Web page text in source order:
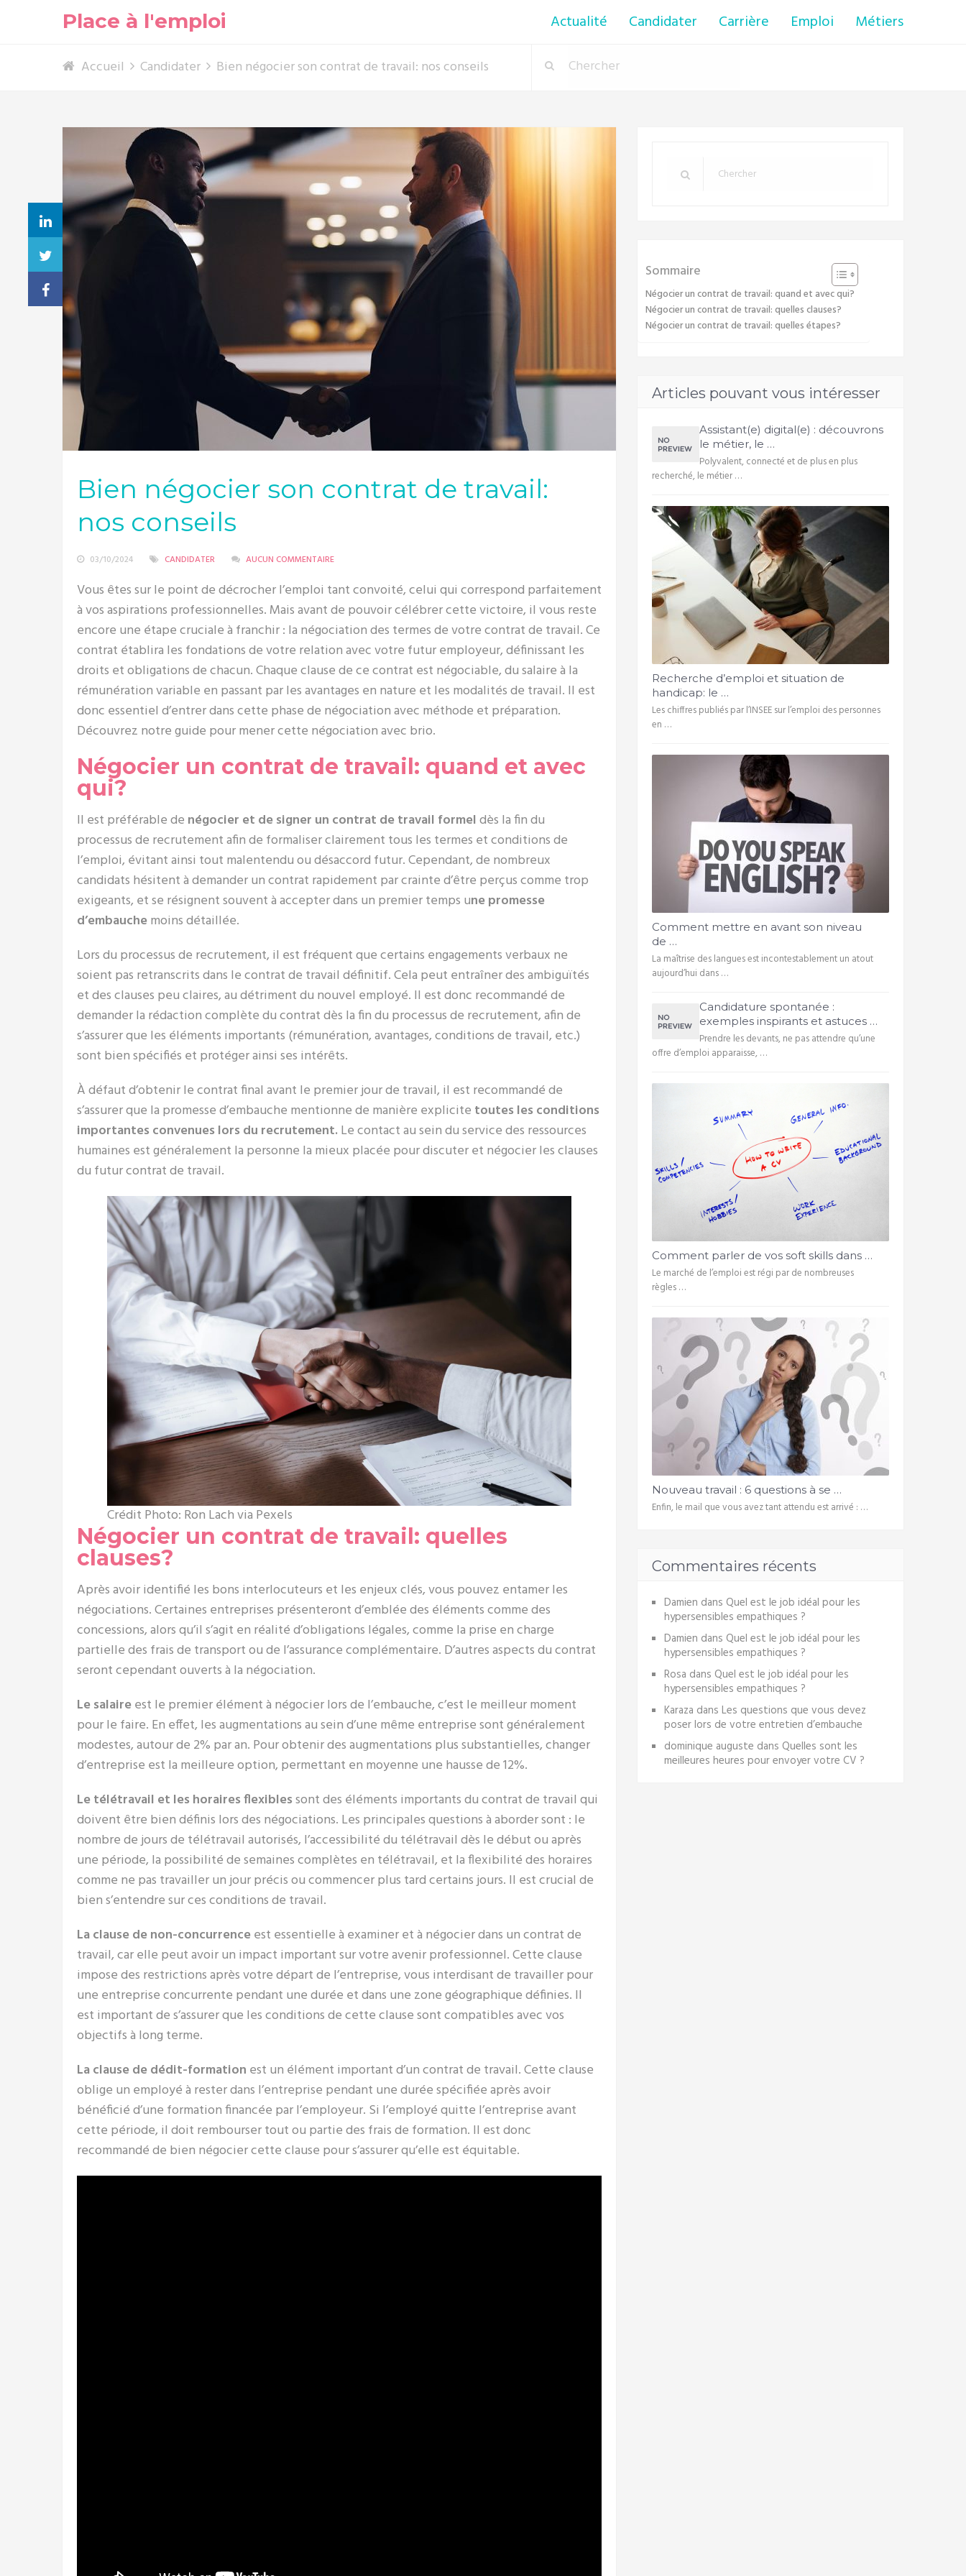
Place à l'emploi Actualité Candidater Carrière Emploi Métiers
Accueil Candidater Bien négocier son contrat de travail: nos conseils
Bien négocier son contrat de travail:
nos conseils
03/10/2024 CANDIDATER AUCUN COMMENTAIRE
Vous êtes sur le point de décrocher l’emploi tant convoité, celui qui correspond parfaitement
à vos aspirations professionnelles. Mais avant de pouvoir célébrer cette victoire, il vous reste
encore une étape cruciale à franchir : la négociation des termes de votre contrat de travail. Ce
contrat établira les fondations de votre relation avec votre futur employeur, définissant les
droits et obligations de chacun. Chaque clause de ce contrat est négociable, du salaire à la
rémunération variable en passant par les avantages en nature et les modalités de travail. Il est
donc essentiel d’entrer dans cette phase de négociation avec méthode et préparation.
Découvrez notre guide pour mener cette négociation avec brio.
Négocier un contrat de travail: quand et avec
qui?
Il est préférable de négocier et de signer un contrat de travail formeldès la fin du
processus de recrutement afin de formaliser clairement tous les termes et conditions de
l’emploi, évitant ainsi tout malentendu ou désaccord futur. Cependant, de nombreux
candidats hésitent à demander un contrat rapidement par crainte d’être perçus comme trop
exigeants, et se résignent souvent à accepter dans un premier temps une promesse
d’embauchemoins détaillée.
Lors du processus de recrutement, il est fréquent que certains engagements verbaux ne
soient pas retranscrits dans le contrat de travail définitif. Cela peut entraîner des ambiguïtés
et des clauses peu claires, au détriment du nouvel employé. Il est donc recommandé de
demander la rédaction complète du contrat dès la fin du processus de recrutement, afin de
s’assurer que les éléments importants (rémunération, avantages, conditions de travail, etc.)
sont bien spécifiés et protéger ainsi ses intérêts.
À défaut d’obtenir le contrat final avant le premier jour de travail, il est recommandé de
s’assurer que la promesse d’embauche mentionne de manière explicite toutes les conditions
importantes convenues lors du recrutement.Le contact au sein du service des ressources
humaines est généralement la personne la mieux placée pour discuter et négocier les clauses
du futur contrat de travail.
Crédit Photo: Ron Lach via Pexels
Négocier un contrat de travail: quelles
clauses?
Après avoir identifié les bons interlocuteurs et les enjeux clés, vous pouvez entamer les
négociations. Certaines entreprises présenteront d’emblée des éléments comme des
concessions, alors qu’il s’agit en réalité d’obligations légales, comme la prise en charge
partielle des frais de transport ou de l’assurance complémentaire. D’autres aspects du contrat
seront cependant ouverts à la négociation.
Le salaireest le premier élément à négocier lors de l’embauche, c’est le meilleur moment
pour le faire. En effet, les augmentations au sein d’une même entreprise sont généralement
modestes, autour de 2% par an. Pour obtenir des augmentations plus substantielles, changer
d’entreprise est la meilleure option, permettant en moyenne une hausse de 12%.
Le télétravail et les horaires flexiblessont des éléments importants du contrat de travail qui
doivent être bien définis lors des négociations. Les principales questions à aborder sont : le
nombre de jours de télétravail autorisés, l’accessibilité du télétravail dès le début ou après
une période, la possibilité de semaines complètes en télétravail, et la flexibilité des horaires
comme ne pas travailler un jour précis ou commencer plus tard certains jours. Il est crucial de
bien s’entendre sur ces conditions de travail.
La clause de non-concurrenceest essentielle à examiner et à négocier dans un contrat de
travail, car elle peut avoir un impact important sur votre avenir professionnel. Cette clause
impose des restrictions après votre départ de l’entreprise, vous interdisant de travailler pour
une entreprise concurrente pendant une durée et dans une zone géographique définies. Il
est important de s’assurer que les conditions de cette clause sont compatibles avec vos
objectifs à long terme.
La clause de dédit-formation est un élément important d’un contrat de travail. Cette clause
oblige un employé à rester dans l’entreprise pendant une durée spécifiée après avoir
bénéficié d’une formation financée par l’employeur. Si l’employé quitte l’entreprise avant
cette période, il doit rembourser tout ou partie des frais de formation. Il est donc
recommandé de bien négocier cette clause pour s’assurer qu’elle est équitable.
Sommaire
Négocier un contrat de travail: quand et avec qui?
Négocier un contrat de travail: quelles clauses?
Négocier un contrat de travail: quelles étapes?
Articles pouvant vous intéresser
Assistant(e) digital(e) : découvrons
le métier, le …
Polyvalent, connecté et de plus en plus
recherché, le métier …
Recherche d’emploi et situation de
handicap: le …
Les chiffres publiés par l’INSEE sur l’emploi des personnes
en …
Comment mettre en avant son niveau
de …
La maîtrise des langues est incontestablement un atout
aujourd’hui dans …
Candidature spontanée :
exemples inspirants et astuces …
Prendre les devants, ne pas attendre qu’une
offre d’emploi apparaisse, …
Comment parler de vos soft skills dans …
Le marché de l’emploi est régi par de nombreuses
règles …
Nouveau travail : 6 questions à se …
Enfin, le mail que vous avez tant attendu est arrivé : …
Commentaires récents
Damien dans Quel est le job idéal pour les
hypersensibles empathiques ?
Damien dans Quel est le job idéal pour les
hypersensibles empathiques ?
Rosa dans Quel est le job idéal pour les
hypersensibles empathiques ?
Karaza dans Les questions que vous devez
poser lors de votre entretien d’embauche
dominique auguste dans Quelles sont les
meilleures heures pour envoyer votre CV ?